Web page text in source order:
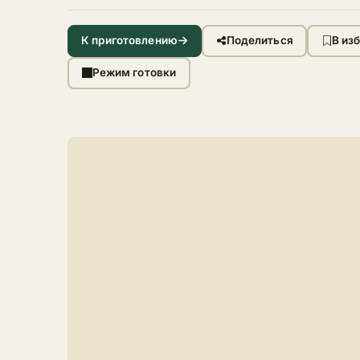
К приготовлению Поделиться В
Режим готовки